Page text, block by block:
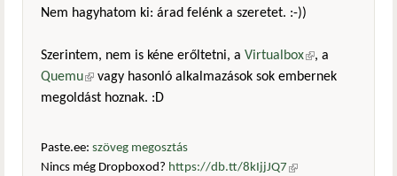
Nem hagyhatom ki: árad felénk a szeretet. :-))
Szerintem, nem is kéne erőltetni, a Virtualbox(külső
hivatkozás)
, a
Quemu(külső hivatkozás)
vagy hasonló alkalmazások sok embernek
megoldást hoznak. :D
Paste.ee: szöveg megosztás
Nincs még Dropboxod? https://db.tt/8kIjjJQ7 (külső